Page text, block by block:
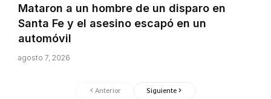
Mataron a un hombre de un disparo en
Santa Fe y el asesino escapó en un
automóvil
agosto 7, 2026
Anterior Siguiente